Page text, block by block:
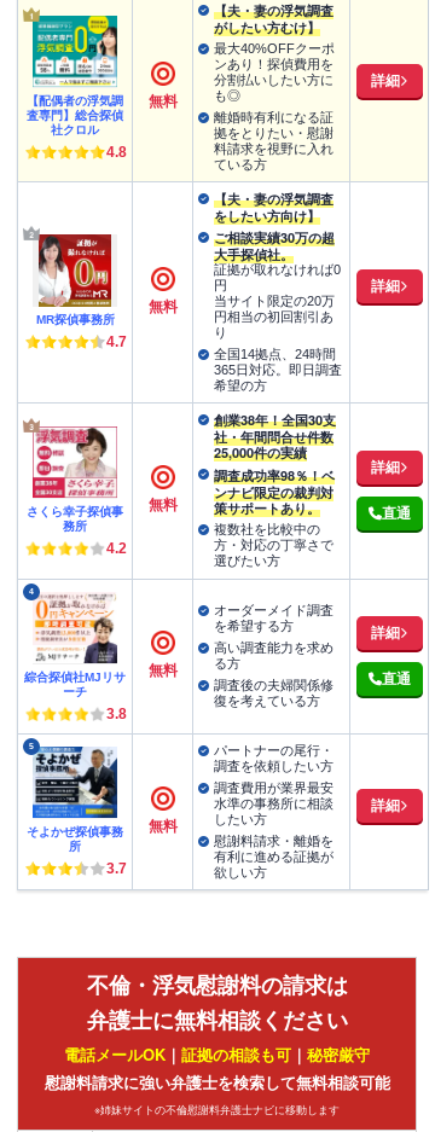
【配偶者の浮気調
査専門】総合探偵
社クロル
4.8
無料
【夫・妻の浮気調査
がしたい方むけ】
最大40%OFFクーポ
ンあり！探偵費用を
分割払いしたい方に
も◎
離婚時有利になる証
拠をとりたい・慰謝
料請求を視野に入れ
ている方
詳細
MR探偵事務所
4.7
無料
【夫・妻の浮気調査
をしたい方向け】
ご相談実績30万の超
大手探偵社。
証拠が取れなければ0
円
当サイト限定の20万
円相当の初回割引あ
り
全国14拠点、24時間
365日対応。即日調査
希望の方
詳細
さくら幸子探偵事
務所
4.2
無料
創業38年！全国30支
社・年間問合せ件数
25,000件の実績
調査成功率98％！ベ
ンナビ限定の裁判対
策サポートあり。
複数社を比較中の
方・対応の丁寧さで
選びたい方
詳細
直通
4
綜合探偵社MJリサ
ーチ
3.8
無料
オーダーメイド調査
を希望する方
高い調査能力を求め
る方
調査後の夫婦関係修
復を考えている方
詳細
直通
5
そよかぜ探偵事務
所
3.7
無料
パートナーの尾行・
調査を依頼したい方
調査費用が業界最安
水準の事務所に相談
したい方
慰謝料請求・離婚を
有利に進める証拠が
欲しい方
詳細
不倫・浮気慰謝料の請求は
弁護士に無料相談ください
電話メールOK ｜証拠の相談も可 ｜秘密厳守
慰謝料請求に強い弁護士を検索して無料相談可能
※姉妹サイトの不倫慰謝料弁護士ナビに移動します